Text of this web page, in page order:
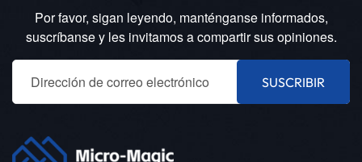
Por favor, sigan leyendo, manténganse informados,
suscríbanse y les invitamos a compartir sus opiniones.
SUSCRIBIR